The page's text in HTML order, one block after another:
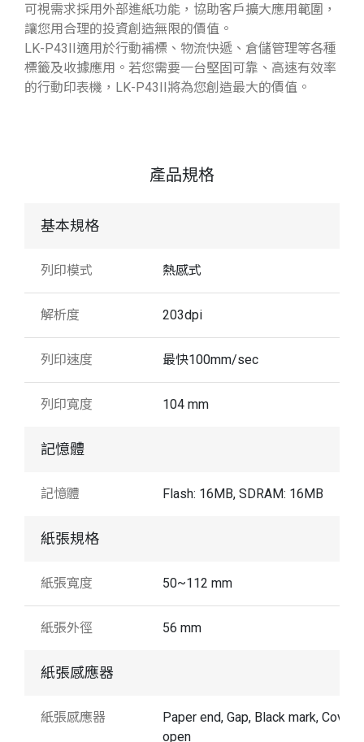
可視需求採用外部進紙功能，協助客戶擴大應用範圍，
讓您用合理的投資創造無限的價值。
LK-P43II適用於行動補標、物流快遞、倉儲管理等各種
標籤及收據應用。若您需要一台堅固可靠、高速有效率
的行動印表機，LK-P43II將為您創造最大的價值。
產品規格
基本規格
列印模式 熱感式
解析度 203dpi
列印速度 最快100mm/sec
列印寬度 104 mm
記憶體
記憶體 Flash: 16MB, SDRAM: 16MB
紙張規格
紙張寬度 50~112 mm
紙張外徑 56 mm
紙張感應器
紙張感應器
Paper end, Gap, Black mark, Cover
open